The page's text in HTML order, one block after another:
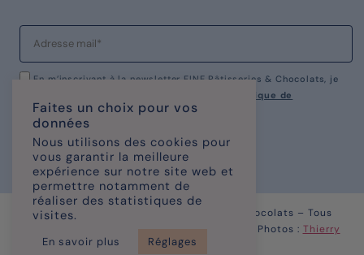
En m’inscrivant à la newsletter FINE Pâtisseries & Chocolats, je
politique de
confidentialité.
© Copyright 2023 – FINE Pâtisseries & chocolats – Tous
Droits Réservés | Site réalisé parKOMAXIS | Photos : Thierry
Caron
Faites un choix pour vos
données
Nous utilisons des cookies pour
vous garantir la meilleure
expérience sur notre site web et
permettre notamment de
réaliser des statistiques de
visites.
En savoir plus Réglages